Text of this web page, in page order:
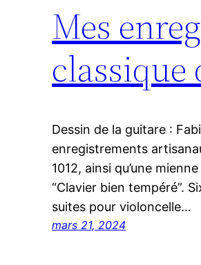
Mes
classique
Dessin de la guitare :
enregistrements
1012, ainsi qu’une
“Clavier bien tempéré”.
suites pour violoncelle…
mars 21, 2024